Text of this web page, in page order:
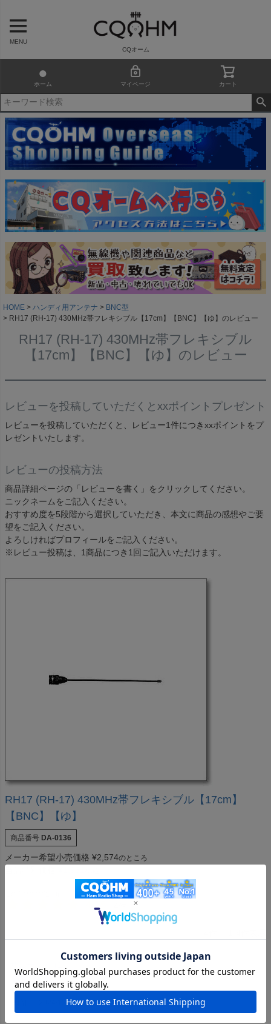
MENU
CQオーム
ホーム マイページ カート
HOME ハンディ用アンテナ
BNC型
RH17 (RH-17) 430MHz帯フレキシブル【17cm】【BNC】【ゆ】のレビュー
RH17 (RH-17) 430MHz帯フレキシブル
【17cm】【BNC】【ゆ】のレビュー
レビューを投稿していただくとxxポイントプレゼント
レビューを投稿していただくと、レビュー1件につきxxポイントをプ
レゼントいたします。
レビューの投稿方法
商品詳細ページの「レビューを書く」をクリックしてください。
ニックネームをご記入ください。
おすすめ度を5段階から選択していただき、本文に商品の感想やご要
望をご記入ください。
よろしければプロフィールをご記入ください。
※レビュー投稿は、1商品につき1回ご記入いただけます。
RH17 (RH-17) 430MHz帯フレキシブル【17cm】
【BNC】【ゆ】
商品番号 DA-0136
メーカー希望小売価格 ¥2,574のところ
当店特別価格
4.75
非公開
2024/12/17